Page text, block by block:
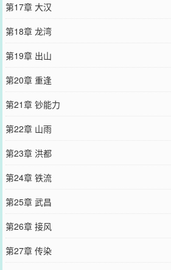
第17章 大汉
第18章 龙湾
第19章 出山
第20章 重逢
第21章 钞能力
第22章 山雨
第23章 洪都
第24章 铁流
第25章 武昌
第26章 接风
第27章 传染